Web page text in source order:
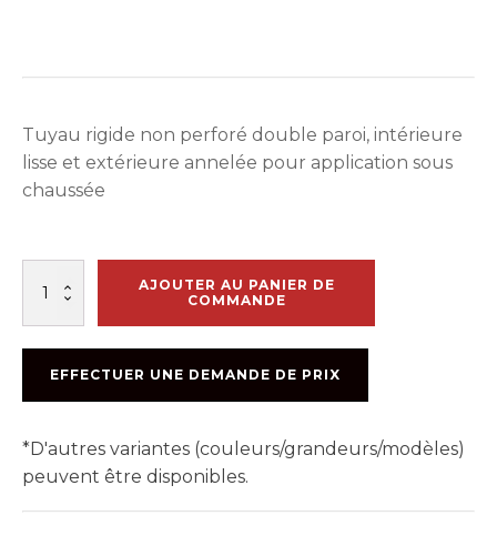
Tuyau rigide non perforé double paroi, intérieure
lisse et extérieure annelée pour application sous
chaussée
SOLFLO
NON
AJOUTER AU PANIER DE
COMMANDE
EFFECTUER UNE DEMANDE DE PRIX
*D'autres variantes (couleurs/grandeurs/modèles)
peuvent être disponibles.